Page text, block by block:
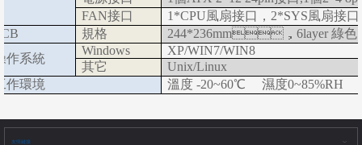
FAN接口
1*CPU風扇接口，2*SYS風扇接口
規格
244*236mm，6layer 綠色
作系統
Windows
XP/WIN7/WIN8
其它
Unix/Linux
作環境
溫度 -20~60℃ 濕度0~85%RH
友情鏈接